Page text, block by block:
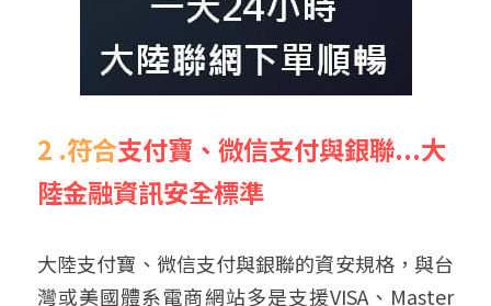
2 .符合支付寶、微信支付與銀聯...大
陸金融資訊安全標準
大陸支付寶、微信支付與銀聯的資安規格，與台
灣或美國體系電商網站多是支援VISA、Master